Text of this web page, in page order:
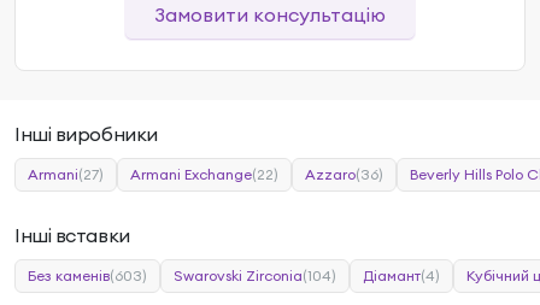
Замовити консультацію
Інші виробники
Armani(27) Armani Exchange(22) Azzaro(36) Beverly Hills Polo
Інші вставки
Без каменів(603) Swarovski Zirconia(104) Діамант(4) Кубічний